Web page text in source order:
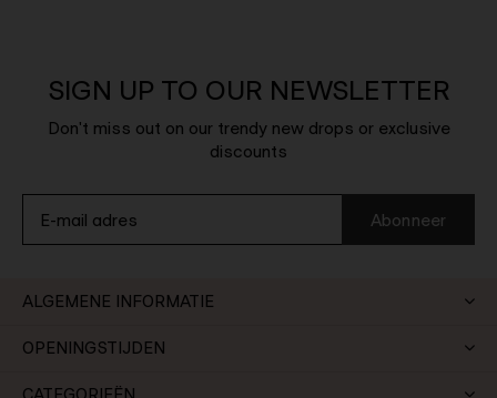
SIGN UP TO OUR NEWSLETTER
Don't miss out on our trendy new drops or exclusive
discounts
Abonneer
ALGEMENE INFORMATIE
OPENINGSTIJDEN